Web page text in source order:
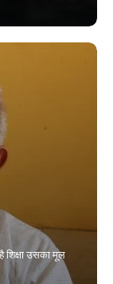
शिक्षा उसका मूल